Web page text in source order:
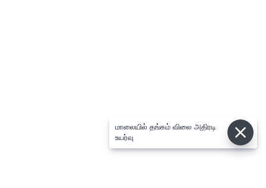
மாலையில் தங்கம் விலை அதிரடி
உயர்வு